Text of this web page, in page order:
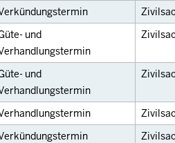
und
und